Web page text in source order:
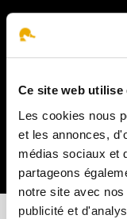
Ce site web utilise
Les cookies nous
et les annonces,
médias sociaux et
partageons
notre site avec
publicité et